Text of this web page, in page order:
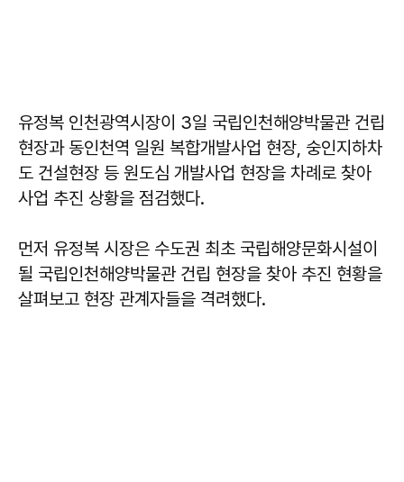
유정복 인천광역시장이 3일 국립인천해양박물관 건립
현장과 동인천역 일원 복합개발사업 현장, 숭인지하차
도 건설현장 등 원도심 개발사업 현장을 차례로 찾아
사업 추진 상황을 점검했다.
먼저 유정복 시장은 수도권 최초 국립해양문화시설이
될 국립인천해양박물관 건립 현장을 찾아 추진 현황을
살펴보고 현장 관계자들을 격려했다.